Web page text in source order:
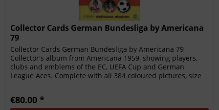
Collector Cards German Bundesliga by Americana
79
Collector Cards German Bundesliga by Americana 79
Collector's album from Americana 1959, showing players,
clubs and emblems of the EC, UEFA Cup and German
League Aces. Complete with all 384 coloured pictures, size
€80.00 *